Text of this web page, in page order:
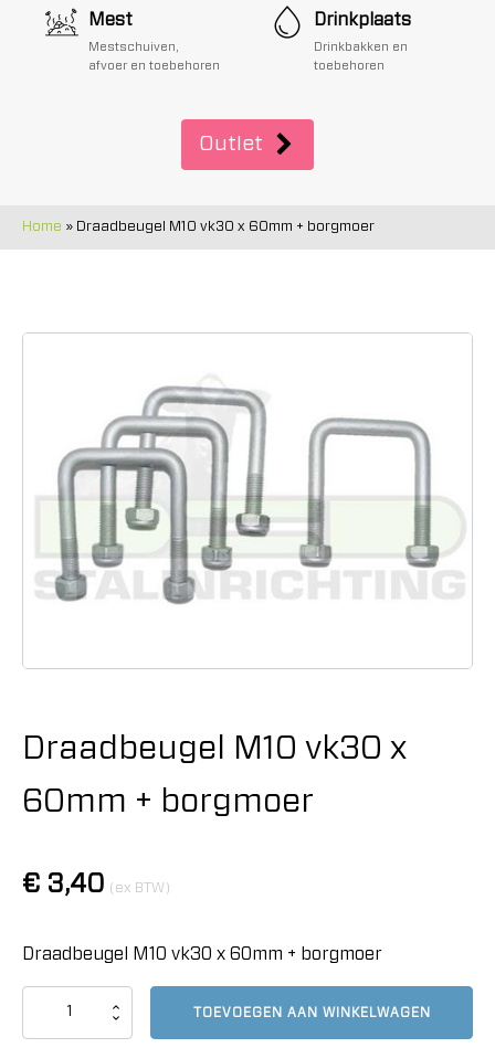
Mest
Mestschuiven,
afvoer en toebehoren
Drinkplaats
Drinkbakken en
toebehoren
Outlet
Home » Draadbeugel M10 vk30 x 60mm + borgmoer
Draadbeugel M10 vk30 x
60mm + borgmoer
€ 3,40 (ex BTW)
Draadbeugel M10 vk30 x 60mm + borgmoer
Draadbeugel
TOEVOEGEN AAN WINKELWAGEN